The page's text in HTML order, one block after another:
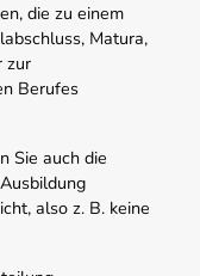
die zu einem
Matura,
zur
Berufes
Sie auch die
also z. B. keine